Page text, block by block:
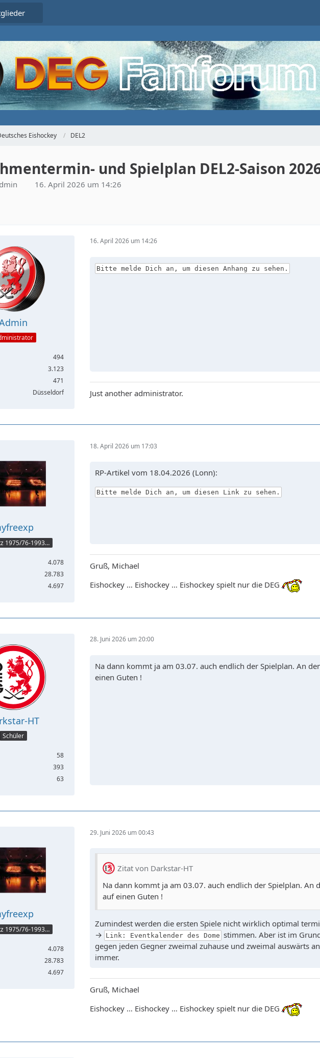
Eishockey DEL2
und Spielplan DEL2-Saison
16. April 2026 um 14:26
494
3.123
471
Düsseldorf
16. April 2026 um 14:26
Bitte melde Dich an, um diesen Anhang zu sehen.
Just another administrator.
Stehplatz 1975/76-1993/94
4.078
28.783
4.697
18. April 2026 um 17:03
RP-Artikel vom 18.04.2026 (Lonn):
Bitte melde Dich an, um diesen Link zu sehen.
Gruß, Michael
Eishockey … Eishockey … Eishockey spielt nur die DEG
HT
Schüler
58
393
63
28. Juni 2026 um 20:00
Na dann kommt ja am 03.07. auch endlich der Spielplan. An
einen Guten !
Stehplatz 1975/76-1993/94
4.078
28.783
4.697
29. Juni 2026 um 00:43
Zitat von Darkstar-HT
Na dann kommt ja am 03.07. auch endlich der Spielplan. An
auf einen Guten !
Zumindest werden die ersten Spiele nicht wirklich optimal
→ Link: Eventkalender des Dome stimmen. Aber ist im
gegen jeden Gegner zweimal zuhause und zweimal auswärts
immer.
Gruß, Michael
Eishockey … Eishockey … Eishockey spielt nur die DEG